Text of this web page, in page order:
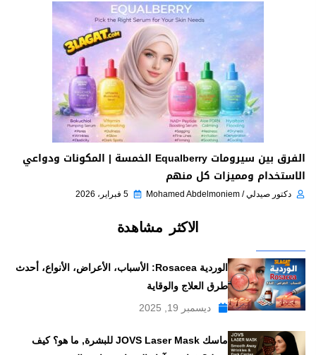
الفرق بين سيرومات Equalberry الخمسة | المكونات ودواعي
الاستخدام ومميزات كل منهم
دكتور صيدلي / Mohamed Abdelmoniem 5 فبراير، 2026
الاكثر مشاهدة
الوردية Rosacea: الأسباب، الأعراض، الأنواع، أحدث
طرق العلاج والوقاية
ديسمبر 19, 2025
ماسك JOVS Laser Mask للبشرة, ما هو؟ كيف